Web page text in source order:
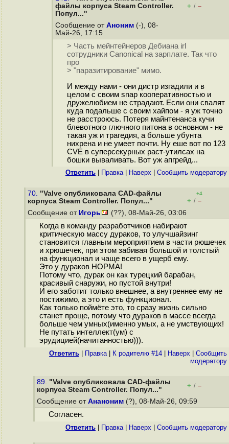
файлы корпуса Steam Controller.
Попул..."
+ / –
Сообщение от Аноним (-), 08-
Май-26, 17:15
> Часть мейнтейнеров Дебиана irl
сотрудники Canonical на зарплате. Так что
про
> "паразитирование" мимо.
И между нами - они дистр изгадили и в
целом с своим snap кооперативностью и
дружелюбием не страдают. Если они свалят
куда подальше с своим хайпом - я уж точно
не расстроюсь. Потеря майнтенанса кучи
блевотного глючного питона в основном - не
такая уж и трагедия, а больше убунта
нихрена и не умеет почти. Ну еше вот по 123
CVE в суперсекурных раст-утилсах на
бошки вываливать. Вот уж апгрейд...
Ответить Правка| Наверх Cообщить модератору
70. "Valve опубликовала CAD-файлы
корпуса Steam Controller. Попул..."
+4
+ / –
Сообщение от Игорь (??), 08-Май-26, 03:06
Когда в команду разработчиков набирают
критическую массу дураков, то улучшайзинг
становится главным мероприятием в части рюшечек
и хрюшечек, при этом забивая большой и толстый
на функционал и чаще всего в ущерб ему.
Это у дураков НОРМА!
Потому что, дурак он как турецкий барабан,
красивый снаружи, но пустой внутри!
И его заботит только внешнее, а внутреннее ему не
постижимо, а это и есть функционал.
Как только поймёте это, то сразу жизнь сильно
станет проще, потому что дураков в массе всегда
больше чем умных(именно умых, а не умствующих!
Не путать интеллект(ум) с
эрудицией(начитанностью))).
Ответить Правка| К родителю #14 Наверх
Cообщить
модератору
89. "Valve опубликовала CAD-файлы
корпуса Steam Controller. Попул..."
+ / –
Сообщение от Ананоним (?), 08-Май-26, 09:59
Согласен.
Ответить Правка| Наверх Cообщить модератору